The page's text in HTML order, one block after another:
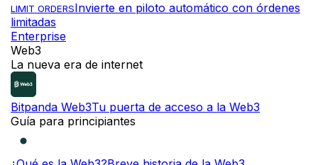
LIMIT ORDERSInvierte en piloto automático con órdenes
limitadas
Enterprise
Web3
La nueva era de internet
Bitpanda Web3Tu puerta de acceso a la Web3
Guía para principiantes